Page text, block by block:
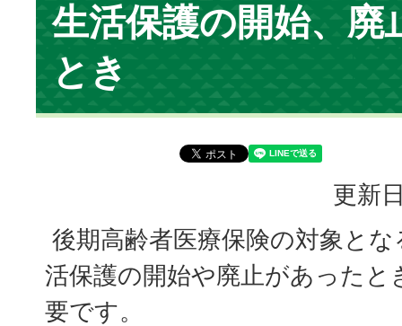
置生活保護の開始、廃
とき
更新
後期高齢者医療保険の対象と
活保護の開始や廃止があったと
要です。